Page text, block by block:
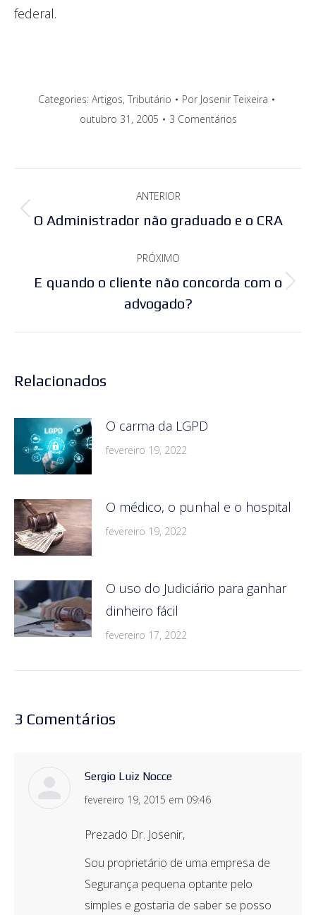
federal.
Categories: Artigos, Tributário Por Josenir Teixeira
outubro 31, 2005
3 Comentários
de
ANTERIOR
Post
O Administrador não graduado e o CRA
PRÓXIMO
Próximo
post:
E quando o cliente não concorda com o
advogado?
Relacionados
O carma da LGPD
fevereiro 19, 2022
O médico, o punhal e o hospital
fevereiro 19, 2022
O uso do Judiciário para ganhar
dinheiro fácil
fevereiro 17, 2022
3 Comentários
Sergio Luiz Nocce
disse:
fevereiro 19, 2015 em 09:46
Prezado Dr. Josenir,
Sou proprietário de uma empresa de
Segurança pequena optante pelo
simples e gostaria de saber se posso